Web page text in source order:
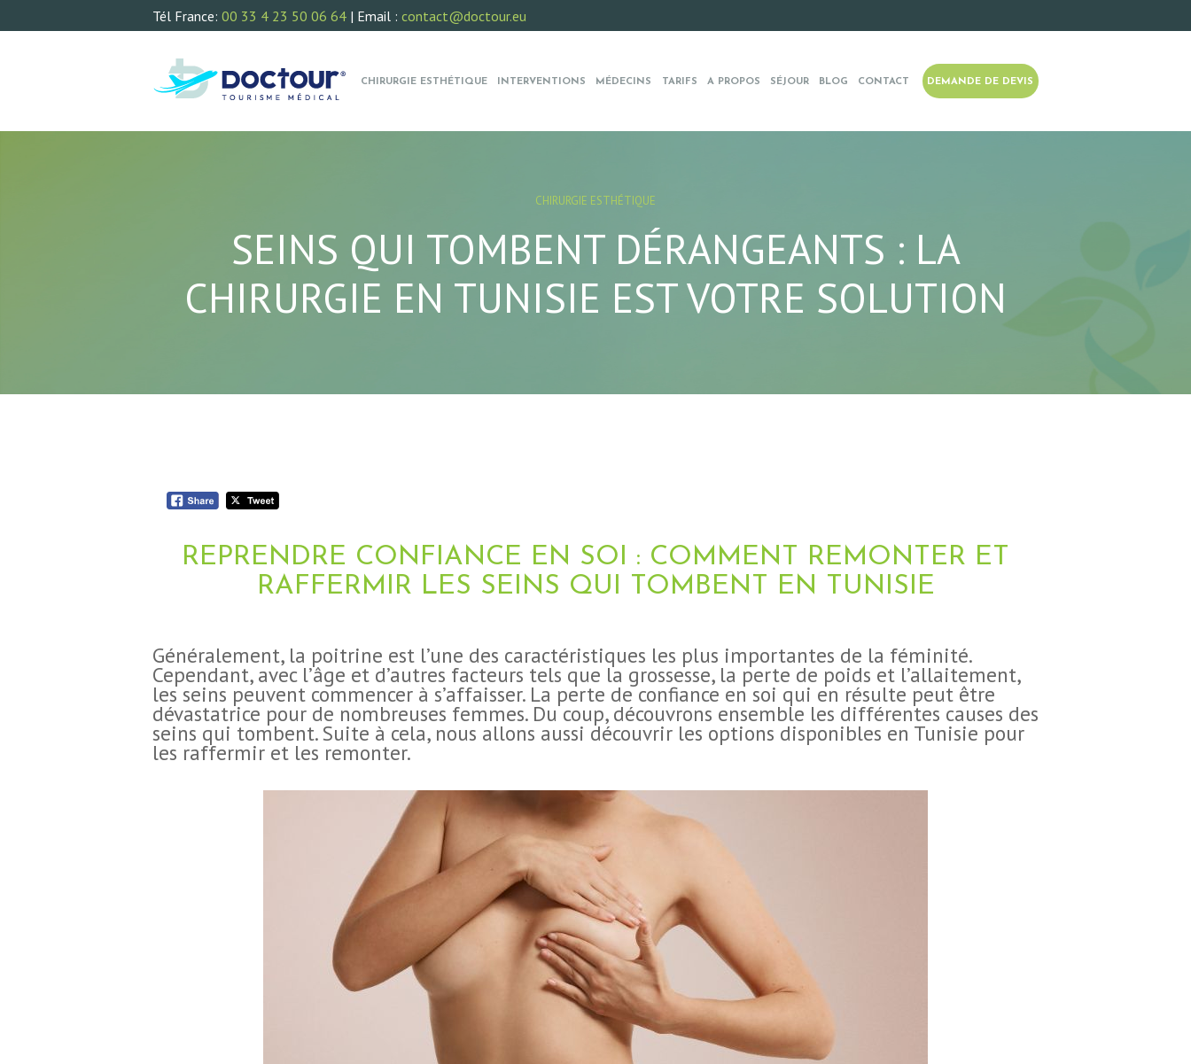
Tél France: 00 33 4 23 50 06 64 | Email : contact@doctour.eu
CHIRURGIE ESTHÉTIQUE INTERVENTIONS MÉDECINS TARIFS A PROPOS SÉJOUR BLOG CONTACT DEMANDE DE DEVIS
CHIRURGIE ESTHÉTIQUE
SEINS QUI TOMBENT DÉRANGEANTS : LA
CHIRURGIE EN TUNISIE EST VOTRE SOLUTION
REPRENDRE CONFIANCE EN SOI : COMMENT REMONTER ET
RAFFERMIR LES SEINS QUI TOMBENT EN TUNISIE
‍Généralement, la poitrine est l’une des caractéristiques les plus importantes de la féminité.
Cependant, avec l’âge et d’autres facteurs tels que la grossesse, la perte de poids et l’allaitement,
les seins peuvent commencer à s’affaisser. La perte de confiance en soi qui en résulte peut être
dévastatrice pour de nombreuses femmes. Du coup, découvrons ensemble les différentes causes des
seins qui tombent. Suite à cela, nous allons aussi découvrir les options disponibles en Tunisie pour
les raffermir et les remonter.